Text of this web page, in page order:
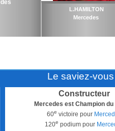
L.HAMILTON
Mercedes
Le saviez-
Constructeur
Mercedes est Champion du
60e victoire pour
120e podium pour